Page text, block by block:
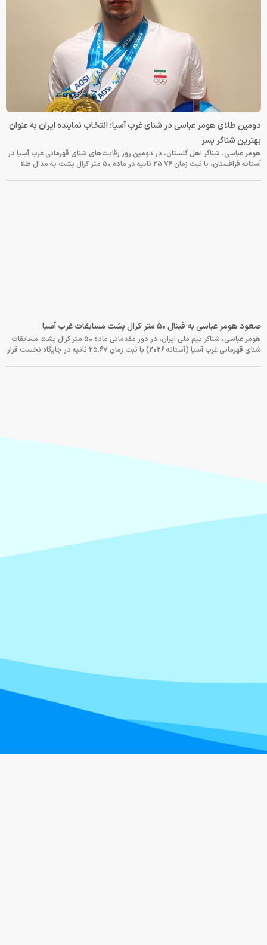
دومین طلای هومر عباسی در شنای غرب آسیا؛ انتخاب نماینده ایران به عنوان
بهترین شناگر پسر
هومر عباسی، شناگر اهل گلستان، در دومین روز رقابت‌های شنای قهرمانی غرب آسیا در
آستانه قزاقستان، با ثبت زمان ۲۵.۷۶ ثانیه در ماده ۵۰ متر کرال پشت به مدال طلا
صعود هومر عباسی به فینال ۵۰ متر کرال پشت مسابقات غرب آسیا
هومر عباسی، شناگر تیم ملی ایران، در دور مقدماتی ماده ۵۰ متر کرال پشت مسابقات
شنای قهرمانی غرب آسیا (آستانه ۲۰۲۶) با ثبت زمان ۲۵.۶۷ ثانیه در جایگاه نخست قرار